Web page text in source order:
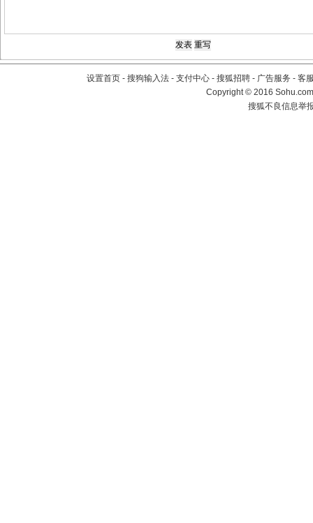
设置首页 - 搜狗输入法 - 支付中心 - 搜狐招聘 - 广告服务 - 客
Copyright©2016
搜狐不良信息举